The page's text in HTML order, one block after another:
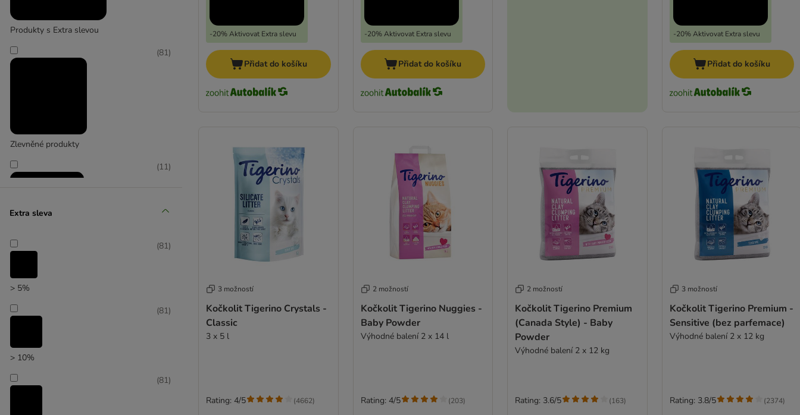
Produkty s Extra slevou
Zlevněné produkty
(81)
zoohit doporučuje
(11)
Extra sleva
> 5%
(81)
> 10%
(81)
(81)
-20% Aktivovat Extra slevu
Přidat do košíku
-20% Aktivovat Extra slevu
Přidat do košíku
-20% Aktivovat Extra slevu
Přidat do košíku
3 možností
Kočkolit Tigerino Crystals -
Classic
3 x 5 l
Rating: 4/5 (4662)
2 možností
Kočkolit Tigerino Nuggies -
Baby Powder
Výhodné balení 2 x 14 l
Rating: 4/5 (203)
2 možností
Kočkolit Tigerino Premium
(Canada Style) - Baby
Powder
Výhodné balení 2 x 12 kg
Rating: 3.6/5 (163)
3 možností
Kočkolit Tigerino Premium -
Sensitive (bez parfemace)
Výhodné balení 2 x 12 kg
Rating: 3.8/5 (2374)